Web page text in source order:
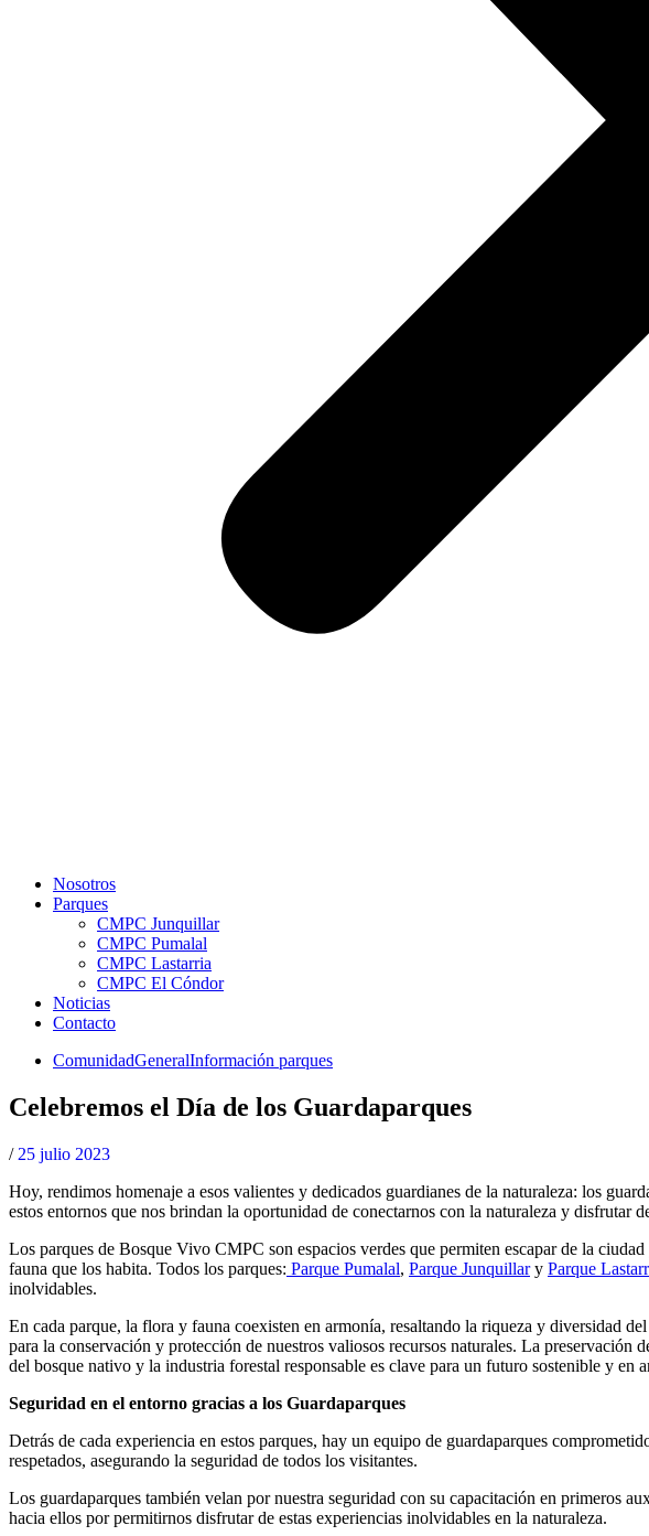
Nosotros
Parques
CMPC Junquillar
CMPC Pumalal
CMPC Lastarria
CMPC El Cóndor
Noticias
Contacto
ComunidadGeneralInformación parques
Celebremos el Día de los Guardaparques
/ 25 julio 2023
Hoy, rendimos homenaje a esos valientes y dedicados guardianes de la naturaleza: los
estos entornos que nos brindan la oportunidad de conectarnos con la naturaleza y disfrutar
Los parques de Bosque Vivo CMPC son espacios verdes que permiten escapar de la
fauna que los habita. Todos los parques: Parque Pumalal, Parque Junquillary Parque
inolvidables.
En cada parque, la flora y fauna coexisten en armonía, resaltando la riqueza y diversidad
para la conservación y protección de nuestros valiosos recursos naturales. La preservación
del bosque nativo y la industria forestal responsable es clave para un futuro sostenible y en
Seguridad en el entorno gracias a los Guardaparques
Detrás de cada experiencia en estos parques, hay un equipo de guardaparques
respetados, asegurando la seguridad de todos los visitantes.
Los guardaparques también velan por nuestra seguridad con su capacitación en primeros
hacia ellos por permitirnos disfrutar de estas experiencias inolvidables en la naturaleza.